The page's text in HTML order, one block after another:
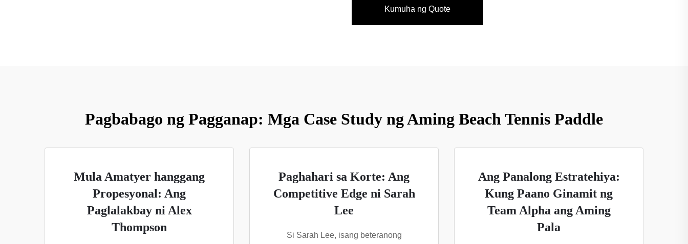
Kumuha ng Quote
Pagbabago ng Pagganap: Mga Case Study ng Aming Beach Tennis Paddle
Mula Amatyer hanggang
Propesyonal: Ang
Paglalakbay ni Alex
Thompson
Paghahari sa Korte: Ang
Competitive Edge ni Sarah
Lee
Si Sarah Lee, isang beteranong
Ang Panalong Estratehiya:
Kung Paano Ginamit ng
Team Alpha ang Aming
Pala